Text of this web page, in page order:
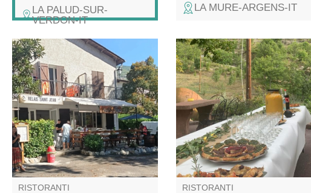
LA PALUD-SUR-
VERDON-IT
LA MURE-ARGENS-IT
Situé à la sortie du village
d'Entrevaux, jolie restaurant
avec une grande salle et une
terrasse accueillante.
Restauration familiale avec de
bons produits locaux.
RISTORANTI
Table d'hôtes in fattoria con
prodotti della fattoria e prodotti
molto locali, ricette di famiglia e
piatti regionali.
RISTORANTI